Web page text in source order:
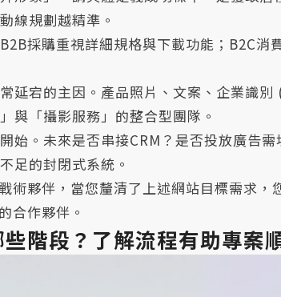
線規劃越精準。
採購重視詳細規格與下載功能；B2C消
延宕的主因。產品照片、文案、企業識
與「攝影服務」的整合型團隊。
始。未來是否串接CRM？是否投放廣告
足的封閉式系統。
術夥伴，當您釐清了上述網站目標需求，
合作夥伴。
階段？了解流程有助專案